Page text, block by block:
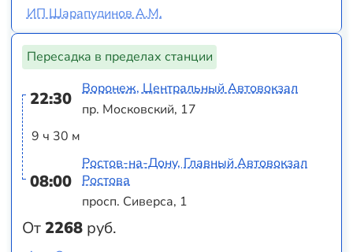
ИП Шарапудинов А.М.
Пересадка в пределах станции
22:30
9 ч 30 м
08:00
От2268 руб.
Воронеж, Центральный Автовокзал
пр. Московский, 17
Ростов-на-Дону, Главный Автовокзал
Ростова
просп. Сиверса, 1